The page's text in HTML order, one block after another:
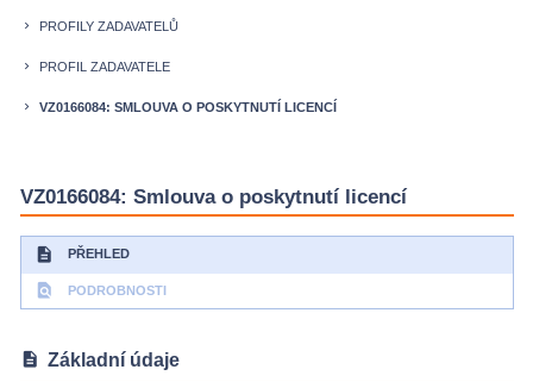
keyboard_arrow_right PROFILY ZADAVATELŮ
keyboard_arrow_right PROFIL ZADAVATELE
keyboard_arrow_right VZ0166084: SMLOUVA O POSKYTNUTÍ LICENCÍ
VZ0166084: Smlouva o poskytnutí licencí
description PŘEHLED
find_in_page PODROBNOSTI
description Základní údaje